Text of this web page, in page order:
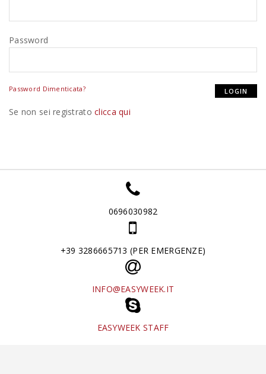
Password
Password Dimenticata?
Se non sei registratoclicca qui
0696030982
+39 3286665713 (PER EMERGENZE)
INFO@EASYWEEK.IT
EASYWEEK STAFF